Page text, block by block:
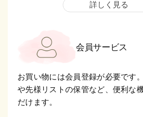
詳しく見る
会員サービス
お買い物には会員登録が必要です
や先様リストの保管など、便利な
だけます。